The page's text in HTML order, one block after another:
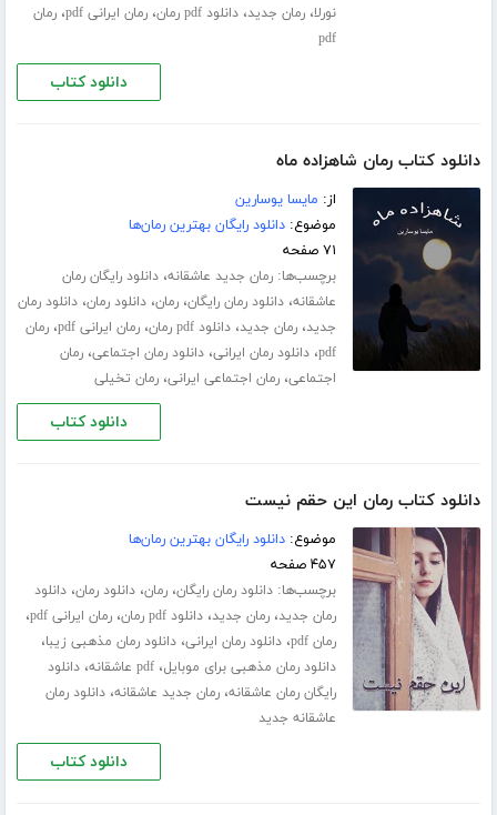
نورلا،رمان جدید،دانلود pdf رمان ،رمان ایرانی pdf ،رمان
pdf
دانلود کتاب
دانلود کتاب رمان شاهزاده ماه
از: مایسا یوسارین
موضوع:دانلود رایگان بهترین رمان‌ها
۷۱ صفحه
برچسب‌ها:رمان جدید عاشقانه،دانلود رایگان رمان
عاشقانه،دانلود رمان رایگان،رمان،دانلود رمان،دانلود رمان
جدید،رمان جدید،دانلود pdf رمان ،رمان ایرانی pdf ،رمان
pdf،دانلود رمان ایرانی،دانلود رمان اجتماعی،رمان
اجتماعی،رمان اجتماعی ایرانی،رمان تخیلی
دانلود کتاب
دانلود کتاب رمان این حقم نیست
موضوع:دانلود رایگان بهترین رمان‌ها
۴۵۷ صفحه
برچسب‌ها:دانلود رمان رایگان،رمان،دانلود رمان،دانلود
رمان جدید،رمان جدید،دانلود pdf رمان ،رمان ایرانی pdf ،
رمان pdf ،دانلود رمان ایرانی،دانلود رمان مذهبی زیبا،
دانلود رمان مذهبی برای موبایل،pdf عاشقانه ،دانلود
رایگان رمان عاشقانه،رمان جدید عاشقانه،دانلود رمان
عاشقانه جدید
دانلود کتاب